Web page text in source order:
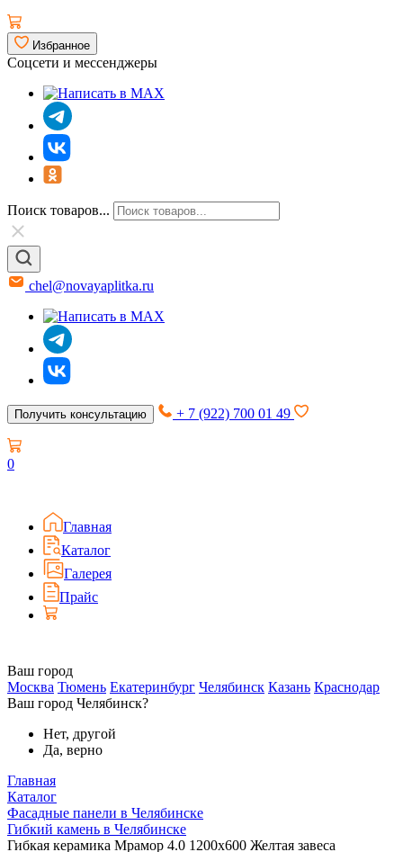
Избранное
Соцсети и мессенджеры
Поиск товаров...
chel@novayaplitka.ru
Получить консультацию + 7 (922) 700 01 49
0
Главная
Каталог
Галерея
Прайс
Ваш город
Москва Тюмень Екатеринбург Челябинск Казань Краснодар
Ваш город Челябинск?
Нет, другой
Да, верно
Главная
Каталог
Фасадные панели в Челябинске
Гибкий камень в Челябинске
Гибкая керамика Мрамор 4.0 1200x600 Желтая завеса